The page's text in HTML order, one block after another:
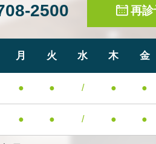
2500 再
月 火 水 木 金
● ● / ● ●
● ● / ● ●